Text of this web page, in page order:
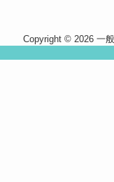
Copyright © 2026 一